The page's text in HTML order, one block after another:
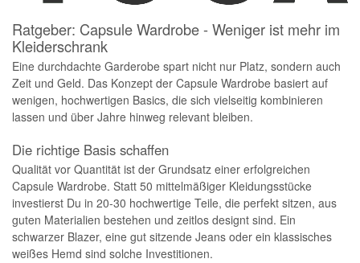
Ratgeber: Capsule Wardrobe - Weniger ist mehr im
Kleiderschrank
Eine durchdachte Garderobe spart nicht nur Platz, sondern auch
Zeit und Geld. Das Konzept der Capsule Wardrobe basiert auf
wenigen, hochwertigen Basics, die sich vielseitig kombinieren
lassen und über Jahre hinweg relevant bleiben.
Die richtige Basis schaffen
Qualität vor Quantität ist der Grundsatz einer erfolgreichen
Capsule Wardrobe. Statt 50 mittelmäßiger Kleidungsstücke
investierst Du in 20-30 hochwertige Teile, die perfekt sitzen, aus
guten Materialien bestehen und zeitlos designt sind. Ein
schwarzer Blazer, eine gut sitzende Jeans oder ein klassisches
weißes Hemd sind solche Investitionen.